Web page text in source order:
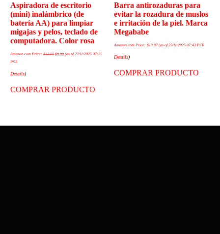
Aspiradora de escritorio
(mini) inalámbrico (de
batería AA) para limpiar
migajas y pelos, teclado de
computadora. Color rosa
Amazon.com Price:$12.98 $9.99 (as of 23/11/2025 07:35
PST-
Details)
COMPRAR PRODUCTO
Barra antirozaduras para
evitar la rozadura de muslos
e irritación de la piel. Marca
Megababe
Amazon.com Price:$13.97 (as of 23/11/2025 07:43 PST-
Details)
COMPRAR PRODUCTO